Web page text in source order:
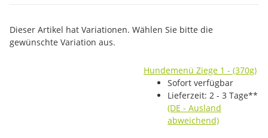
x
Dieser Artikel hat Variationen. Wählen Sie bitte die
gewünschte Variation aus.
Hundemenü Ziege 1 - (370g)
Sofort verfügbar
Lieferzeit: 2 - 3 Tage**
(DE - Ausland
abweichend)